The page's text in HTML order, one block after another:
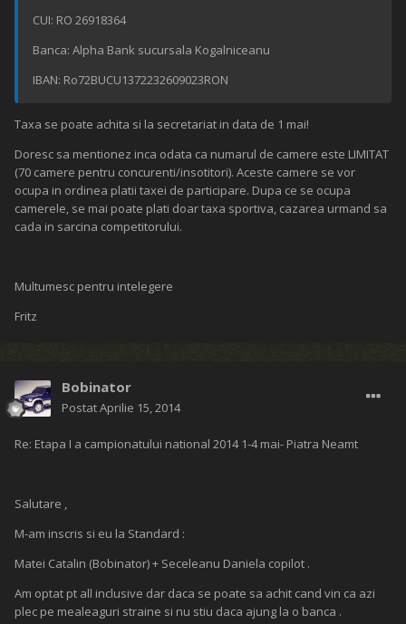
CUI: RO 26918364
Banca: Alpha Bank sucursala Kogalniceanu
IBAN: Ro72BUCU1372232609023RON
Taxa se poate achita si la secretariat in data de 1 mai!
Doresc sa mentionez inca odata ca numarul de camere este LIMITAT
(70 camere pentru concurenti/insotitori). Aceste camere se vor
ocupa in ordinea platii taxei de participare. Dupa ce se ocupa
camerele, se mai poate plati doar taxa sportiva, cazarea urmand sa
cada in sarcina competitorului.
Multumesc pentru intelegere
Fritz
Bobinator
PostatAprilie 15, 2014
Re: Etapa I a campionatului national 2014 1-4 mai- Piatra Neamt
Salutare ,
M-am inscris si eu la Standard :
Matei Catalin (Bobinator) + Seceleanu Daniela copilot .
Am optat pt all inclusive dar daca se poate sa achit cand vin ca azi
plec pe mealeaguri straine si nu stiu daca ajung la o banca .